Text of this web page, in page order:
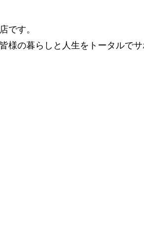
です。
の暮らしと人生をトータルでサ